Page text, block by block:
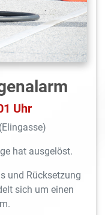
Uhr
hat ausgelöst.
und Rücksetzung
sich um einen